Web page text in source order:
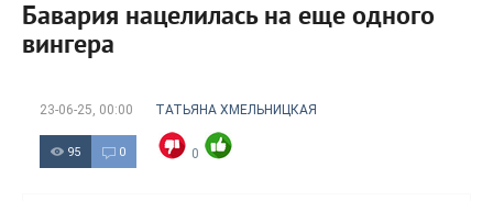
Бавария нацелилась на еще одного
вингера
23-06-25, 00:00 ТАТЬЯНА ХМЕЛЬНИЦКАЯ
95 0 0